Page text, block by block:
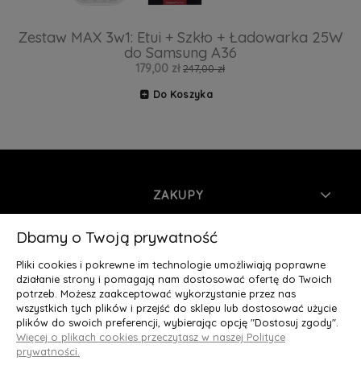
Zestaw MAX 3w1: Etui + Szkło + Ładowarka 25W
do Samsung A36
179,00 zł 247,00 zł
Do Koszyka
ZAKUPY
INFORMACJE
MOJE KONTO
O NAS
Deluxury.pl
Dbamy o Twoją prywatność
Pliki cookies i pokrewne im technologie umożliwiają poprawne
działanie strony i pomagają nam dostosować ofertę do Twoich
potrzeb. Możesz zaakceptować wykorzystanie przez nas
wszystkich tych plików i przejść do sklepu lub dostosować użycie
plików do swoich preferencji, wybierając opcję "Dostosuj zgody".
Więcej o plikach cookies przeczytasz w naszej Polityce
prywatności.